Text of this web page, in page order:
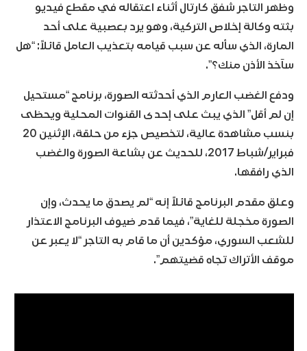
وظهر التاجر شفق كارتال أثناء اعتقاله في مقطع فيديو
بثته وكالة إخلاص التركية، وهو يرد بعصبية على أحد
المارة، الذي سأله عن سبب قيامه بتعذيب العامل قائلاً: “هل
سآخذ الأذن منك؟”.
ودفع الغضب العارم الذي أحدثته الصورة، برنامج “مستحيل
إن لم أقل” الذي يبث على إحدى القنوات المحلية ويحظى
بنسب مشاهدة عالية، لتخصيص جزء من حلقة، الإثنين 20
فبراير/شباط 2017، للحديث عن بشاعة الصورة والغضب
الذي رافقها.
وعلق مقدم البرنامج قائلاً إنه “لم يصدق ما يحدث، وإن
الصورة مخجلة للغاية”، فيما قدم ضيوف البرنامج الاعتذار
للشعب السوري، مؤكدين أن ما قام به التاجر “لا يعبر عن
موقف الأتراك تجاه قضيتهم”.